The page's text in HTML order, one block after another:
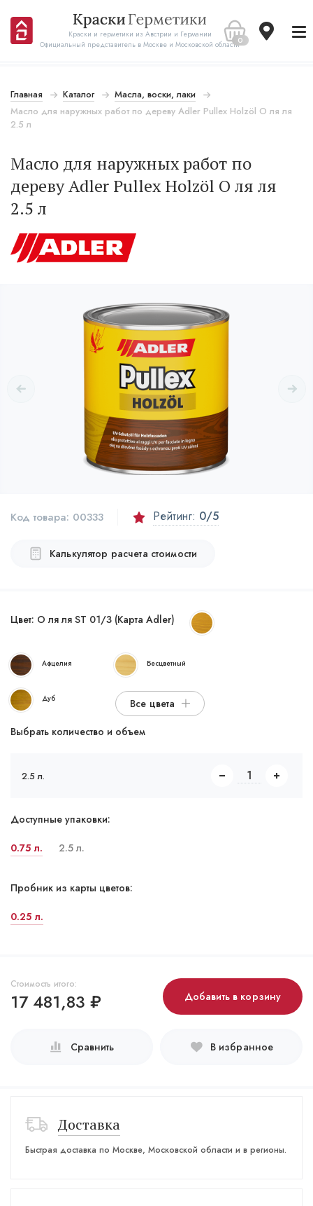
Краски и герметики из Австрии и Германии
Официальный представитель в Москве и Московской области0
Главная Каталог
Масла, воски, лаки
Масло для наружных работ по дереву Adler Pullex Holzöl О ля ля
2.5 л
Масло для наружных работ по
дереву Adler Pullex Holzöl О ля ля
2.5 л
Код товара: 00333 Рейтинг: 0/5
Калькулятор расчета стоимости
Цвет: О ля ля ST 01/3 (Карта Adler)
Афцелия Бесцветный
Дуб
Все цвета
Выбрать количество и объем
2.5 л.
Доступные упаковки:
0.75 л. 2.5 л.
Пробник из карты цветов:
0.25 л.
Стоимость итого:
17 481,83 ₽ Добавить в корзину
Сравнить В избранное
Доставка
Быстрая доставка по Москве, Московской области и в регионы.